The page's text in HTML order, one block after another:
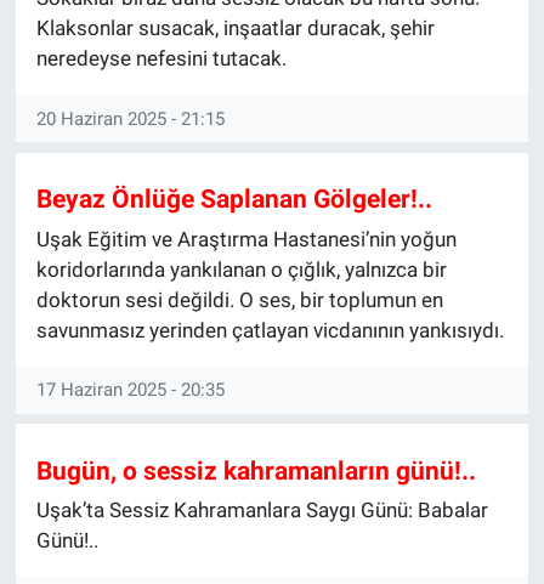
Klaksonlar susacak, inşaatlar duracak, şehir
neredeyse nefesini tutacak.
20 Haziran 2025 - 21:15
Beyaz Önlüğe Saplanan Gölgeler!..
Uşak Eğitim ve Araştırma Hastanesi’nin yoğun
koridorlarında yankılanan o çığlık, yalnızca bir
doktorun sesi değildi. O ses, bir toplumun en
savunmasız yerinden çatlayan vicdanının yankısıydı.
17 Haziran 2025 - 20:35
Bugün, o sessiz kahramanların günü!..
Uşak’ta Sessiz Kahramanlara Saygı Günü: Babalar
Günü!..